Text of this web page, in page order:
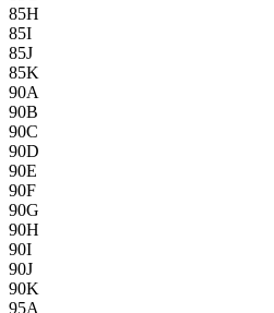
85H
85I
85J
85K
90A
90B
90C
90D
90E
90F
90G
90H
90I
90J
90K
95A